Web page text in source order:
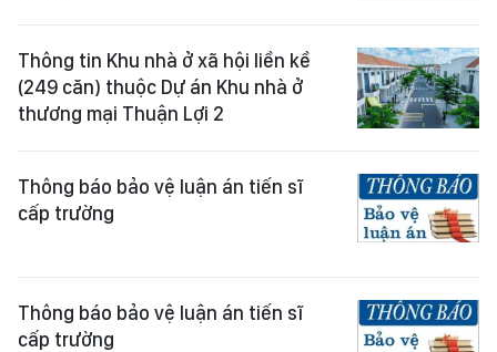
Thông tin Khu nhà ở xã hội liền kề
(249 căn) thuộc Dự án Khu nhà ở
thương mại Thuận Lợi 2
Thông báo bảo vệ luận án tiến sĩ
cấp trường
Thông báo bảo vệ luận án tiến sĩ
cấp trường